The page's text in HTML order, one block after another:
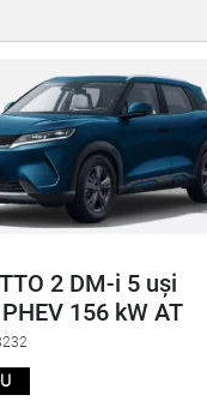
2 DM-i 5 uși
156 kW AT